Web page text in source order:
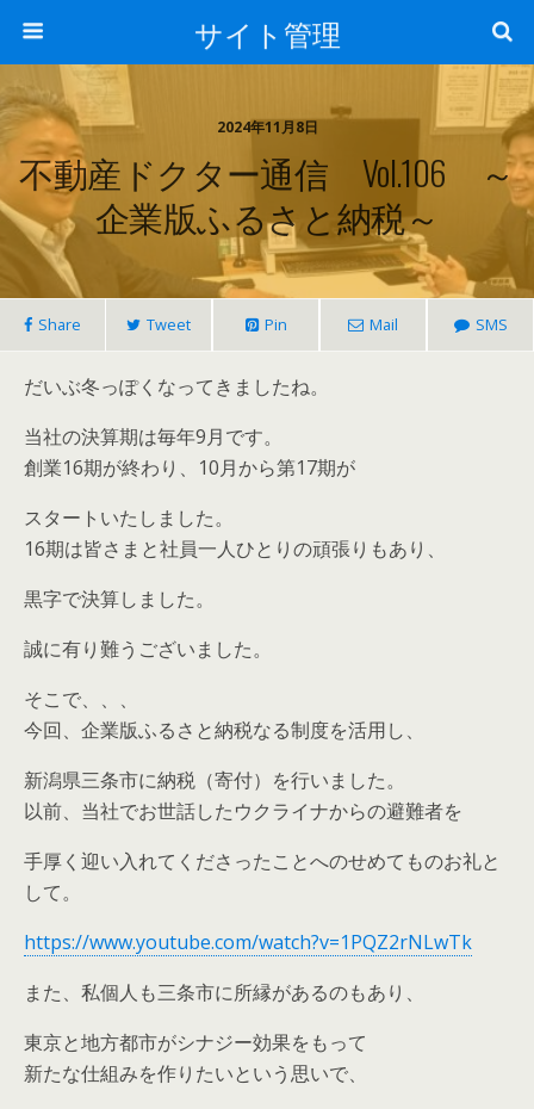
サイト管理
2024年11月8日
不動産ドクター通信 Vol.106 ～
企業版ふるさと納税～
Share Tweet Pin Mail SMS
だいぶ冬っぽくなってきましたね。
当社の決算期は毎年9月です。
創業16期が終わり、10月から第17期が
スタートいたしました。
16期は皆さまと社員一人ひとりの頑張りもあり、
黒字で決算しました。
誠に有り難うございました。
そこで、、、
今回、企業版ふるさと納税なる制度を活用し、
新潟県三条市に納税（寄付）を行いました。
以前、当社でお世話したウクライナからの避難者を
手厚く迎い入れてくださったことへのせめてものお礼と
して。
https://www.youtube.com/watch?v=1PQZ2rNLwTk
また、私個人も三条市に所縁があるのもあり、
東京と地方都市がシナジー効果をもって
新たな仕組みを作りたいという思いで、